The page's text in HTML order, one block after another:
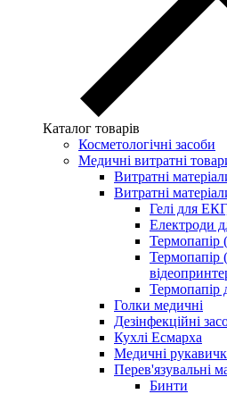
Каталог товарів
Косметологічні засоби
Медичні витратні
Витратні
Витратні
Гелі для
Електроди
Термопапір
Термопапір
Термопапір
Голки медичні
Дезінфекційні
Кухлі Есмарха
Медичні
Перев'язувальні
Бинти